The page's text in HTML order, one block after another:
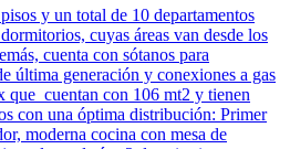
y un total de 10 departamentos
cuyas áreas van desde los
cuenta con sótanos para
última generación y conexiones a gas
que cuentan con 106 mt2 y tienen
con una óptima distribución: Primer
moderna cocina con mesa de